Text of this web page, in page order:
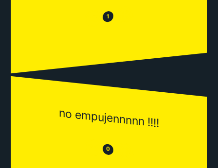
😒 1 😂
no empujennnnn !!!!
😒 0 😂